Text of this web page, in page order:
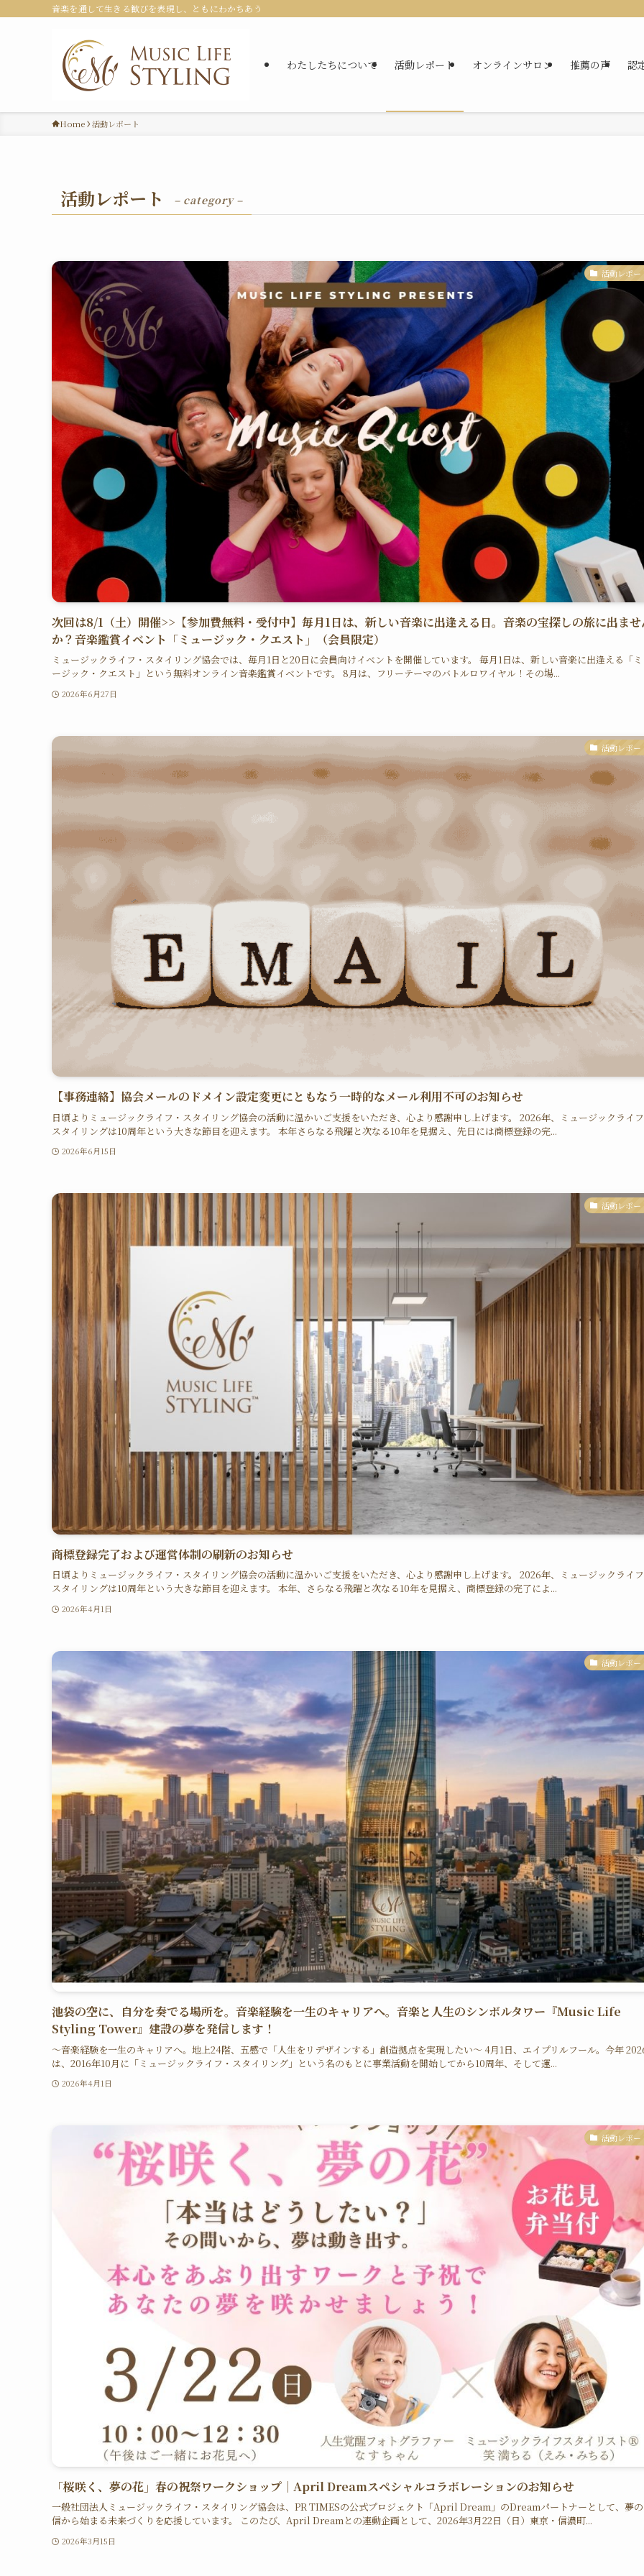
音楽を通して生きる歓びを表現し、ともにわかちあう
わたしたちについて 活動レポート オンラインサロン 推薦の声 認
Home 活動レポート
活動レポート – category –
活動レポー
次回は8/1（土）開催>>【参加費無料・受付中】毎月1日は、新しい音楽に出逢える日。音楽の宝探しの旅に出ませ
か？音楽鑑賞イベント「ミュージック・クエスト」（会員限定）
ミュージックライフ・スタイリング協会では、毎月1日と20日に会員向けイベントを開催しています。 毎月1日は、新しい音楽に出逢える「
ージック・クエスト」という無料オンライン音楽鑑賞イベントです。 8月は、フリーテーマのバトルロワイヤル！その場...
2026年6月27日
活動レポー
【事務連絡】協会メールのドメイン設定変更にともなう一時的なメール利用不可のお知らせ
日頃よりミュージックライフ・スタイリング協会の活動に温かいご支援をいただき、心より感謝申し上げます。 2026年、ミュージックライ
スタイリングは10周年という大きな節目を迎えます。 本年さらなる飛躍と次なる10年を見据え、先日には商標登録の完...
2026年6月15日
活動レポー
商標登録完了および運営体制の刷新のお知らせ
日頃よりミュージックライフ・スタイリング協会の活動に温かいご支援をいただき、心より感謝申し上げます。 2026年、ミュージックライ
スタイリングは10周年という大きな節目を迎えます。 本年、さらなる飛躍と次なる10年を見据え、商標登録の完了によ...
2026年4月1日
活動レポー
池袋の空に、自分を奏でる場所を。音楽経験を一生のキャリアへ。音楽と人生のシンボルタワー『Music Life
Styling Tower』建設の夢を発信します！
〜音楽経験を一生のキャリアへ。地上24階、五感で「人生をリデザインする」創造拠点を実現したい〜 4月1日、エイプリルフール。今年
は、2016年10月に「ミュージックライフ・スタイリング」という名のもとに事業活動を開始してから10周年、そして運...
2026年4月1日
活動レポー
「桜咲く、夢の花」春の祝祭ワークショップ｜April Dreamスペシャルコラボレーションのお知らせ
一般社団法人ミュージックライフ・スタイリング協会は、PR TIMESの公式プロジェクト「April Dream」のDreamパートナーとして、夢
信から始まる未来づくりを応援しています。 このたび、April Dreamとの連動企画として、2026年3月22日（日）東京・信濃町...
2026年3月15日